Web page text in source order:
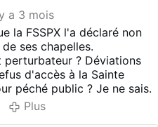
contre le modernisme
catholique.
X est surtout connu
encyclique Pascendi
Gregis (1907), dans
il qualifie le modernisme
de toutes les
a 3 mois
la FSSPX l'a déclaré non
ses chapelles.
perturbateur ? Déviations
d'accès à la Sainte
péché public ? Je ne sais.
Plus